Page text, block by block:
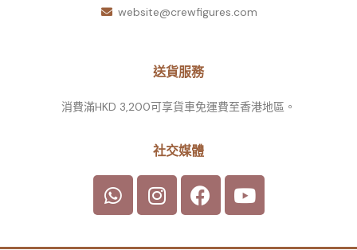
website@crewfigures.com
送貨服務
消費滿HKD 3,200可享貨車免運費至香港地區。
社交媒體